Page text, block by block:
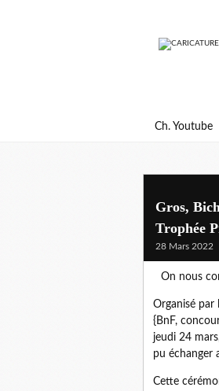
Ch. Youtube
Gros,
Trophée
28 Mars 2022
On nous
Organisé par
{BnF,
jeudi 24
pu échanger
Cette